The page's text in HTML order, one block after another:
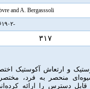
and A. Bergasssoli
-۰-۱۲-۲۵۶۱۹۰۲, Academic Press, ۱۹۹۹
۳۱۷
و ارتعاش آکوستیک
منحصر به فرد،
دسترس را ارائه